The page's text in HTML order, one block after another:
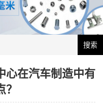
搜索
心在汽车制造中有